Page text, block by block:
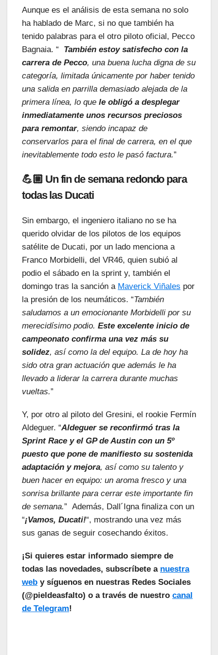
Aunque es el análisis de esta semana no solo
ha hablado de Marc, si no que también ha
tenido palabras para el otro piloto oficial, Pecco
Bagnaia. “ También estoy satisfecho con la
carrera de Pecco, una buena lucha digna de su
categoría, limitada únicamente por haber tenido
una salida en parrilla demasiado alejada de la
primera línea, lo que le obligó a desplegar
inmediatamente unos recursos preciosos
para remontar, siendo incapaz de
conservarlos para el final de carrera, en el que
inevitablemente todo esto le pasó factura.”
💪🏼 Un fin de semana redondo para
todas las Ducati
Sin embargo, el ingeniero italiano no se ha
querido olvidar de los pilotos de los equipos
satélite de Ducati, por un lado menciona a
Franco Morbidelli, del VR46, quien subió al
podio el sábado en la sprint y, también el
domingo tras la sanción a Maverick Viñales por
la presión de los neumáticos. “También
saludamos a un emocionante Morbidelli por su
merecidísimo podio. Este excelente inicio de
campeonato confirma una vez más su
solidez, así como la del equipo. La de hoy ha
sido otra gran actuación que además le ha
llevado a liderar la carrera durante muchas
vueltas.”
Y, por otro al piloto del Gresini, el rookie Fermín
Aldeguer. “Aldeguer se reconfirmó tras la
Sprint Race y el GP de Austin con un 5º
puesto que pone de manifiesto su sostenida
adaptación y mejora, así como su talento y
buen hacer en equipo: un aroma fresco y una
sonrisa brillante para cerrar este importante fin
de semana.” Además, Dall´Igna finaliza con un
“¡Vamos, Ducati!“, mostrando una vez más
sus ganas de seguir cosechando éxitos.
¡Si quieres estar informado siempre de
todas las novedades, subscríbete a nuestra
web y síguenos en nuestras Redes Sociales
(@pieldeasfalto) o a través de nuestro canal
de Telegram!